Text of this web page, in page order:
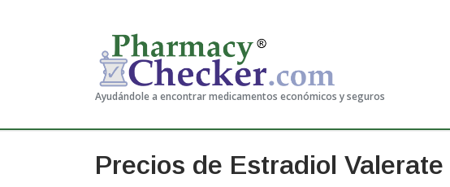
Ayudándole a encontrar medicamentos económicos y seguros
Precios de Estradiol Valerate